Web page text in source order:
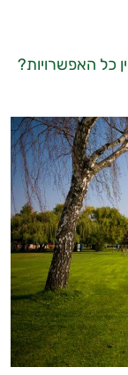
כל האפשרויות?